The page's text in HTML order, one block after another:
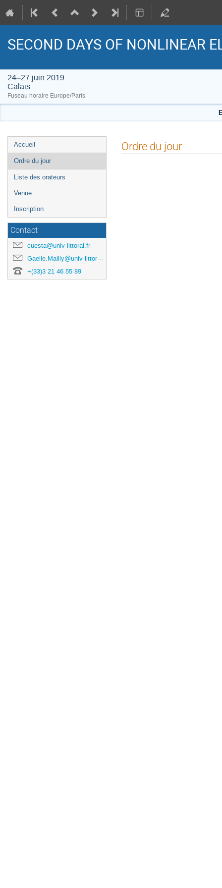
SECOND DAYS OF NONLINEAR
24–27 juin 2019
Calais
Fuseau horaire Europe/Paris
Menu
de
l'événement
Accueil
Ordre du jour
Liste des orateurs
Venue
Inscription
Contact
cuesta@univ-littoral.fr
Gaelle.Mailly@univ-littoral.fr
+(33)3 21 46 55 89
Ordre du jour